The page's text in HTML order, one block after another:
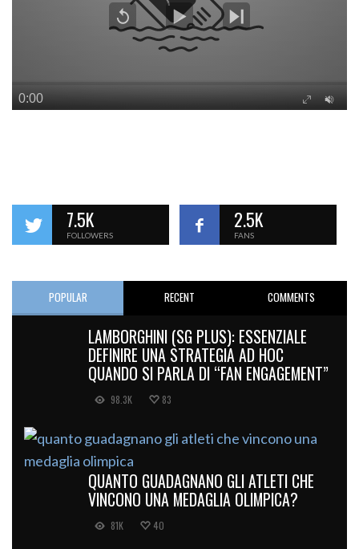
7.5K
FOLLOWERS
2.5K
FANS
POPULAR RECENT COMMENTS
LAMBORGHINI (SG PLUS): ESSENZIALE
DEFINIRE UNA STRATEGIA AD HOC
QUANDO SI PARLA DI “FAN ENGAGEMENT”
98.3K 83
QUANTO GUADAGNANO GLI ATLETI CHE
VINCONO UNA MEDAGLIA OLIMPICA?
81K 40